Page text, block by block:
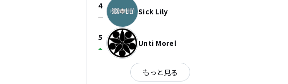
4
check_indeterminate_small Sick Lily
5
arrow_drop_up Unti Morel
もっと見る